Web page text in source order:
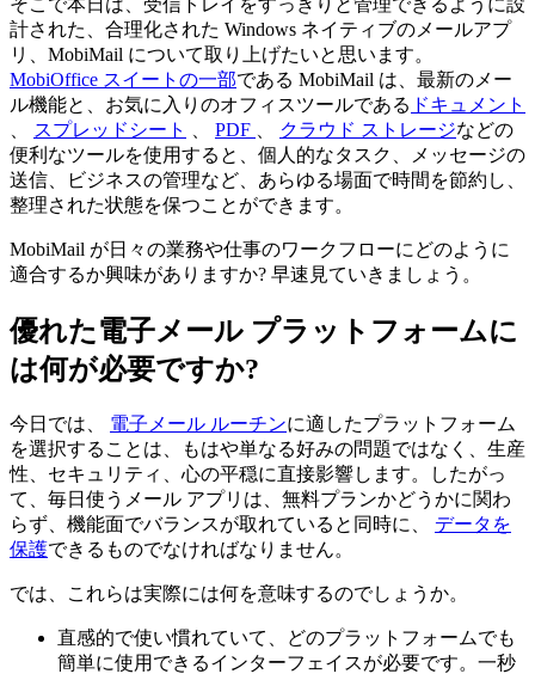
計された、合理化された Windows ネイティブのメールアプ
リ、MobiMail について取り上げたいと思います。
MobiOffice スイートの一部である MobiMail は、最新のメー
ル機能と、お気に入りのオフィスツールである ドキュメント
スプレッドシート PDF クラウド ストレージなどの
便利なツールを使用すると、個人的なタスク、メッセージの
送信、ビジネスの管理など、あらゆる場面で時間を節約し、
整理された状態を保つことができます。
MobiMail が日々の業務や仕事のワークフローにどのように
適合するか興味がありますか? 早速見ていきましょう。
優れた電子メール プラットフォームに
は何が必要ですか?
今日では、 電子メール ルーチンに適したプラットフォーム
を選択することは、もはや単なる好みの問題ではなく、生産
性、セキュリティ、心の平穏に直接影響します。したがっ
て、毎日使うメール アプリは、無料プランかどうかに関わ
らず、機能面でバランスが取れていると同時に、 データを
保護できるものでなければなりません。
では、これらは実際には何を意味するのでしょうか。
直感的で使い慣れていて、どのプラットフォームでも
簡単に使用できるインターフェイスが必要です。一秒